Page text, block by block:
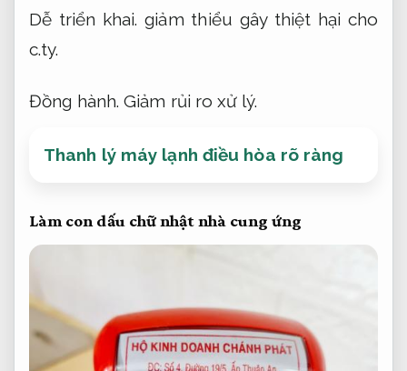
Dễ triển khai. giảm thiểu gây thiệt hại cho
c.ty.
Đồng hành. Giảm rủi ro xử lý.
Thanh lý máy lạnh điều hòa rõ ràng
Làm con dấu chữ nhật nhà cung ứng